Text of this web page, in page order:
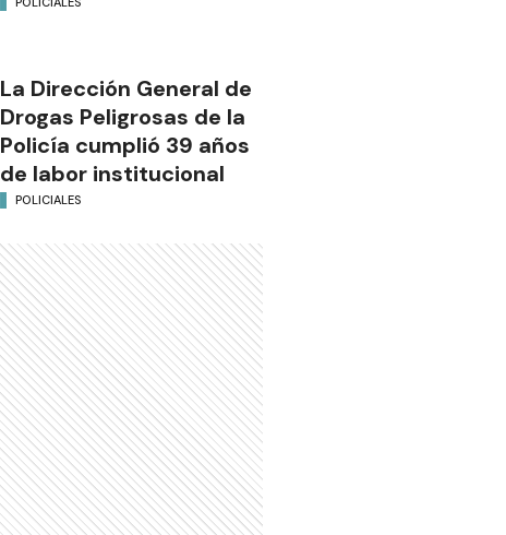
La Dirección General de
Drogas Peligrosas de la
Policía cumplió 39 años
de labor institucional
POLICIALES